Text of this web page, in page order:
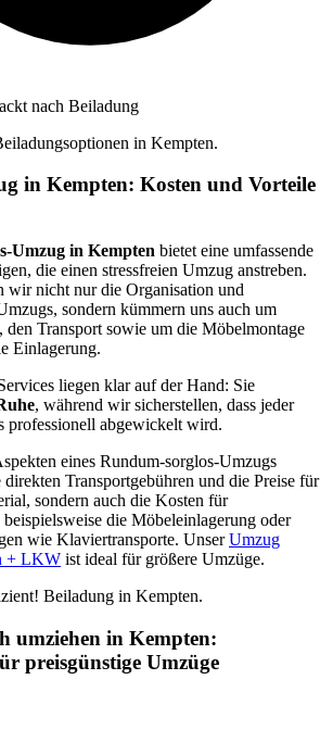
nach Beiladung
in Kempten.
in Kempten: Kosten und Vorteile
Umzug in Kempten bietet eine umfassende
die einen stressfreien Umzug anstreben.
wir nicht nur die Organisation und
sondern kümmern uns auch um
den Transport sowie um die Möbelmontage
Einlagerung.
liegen klar auf der Hand: Sie
, während wir sicherstellen, dass jeder
professionell abgewickelt wird.
eines Rundum-sorglos-Umzugs
Transportgebühren und die Preise für
sondern auch die Kosten für
die Möbeleinlagerung oder
wie Klaviertransporte. UnserUmzug
+ LKW ist ideal für größere Umzüge.
Beiladung in Kempten.
umziehen in Kempten:
preisgünstige Umzüge